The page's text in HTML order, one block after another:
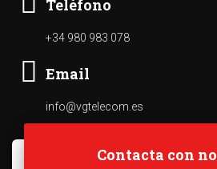
Teléfono
+34 980 983 078
Email
info@vgtelecom.es
Contacta con